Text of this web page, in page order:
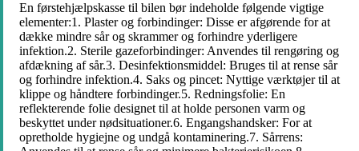
En førstehjælpskasse til bilen bør indeholde følgende vigtige
elementer:1. Plaster og forbindinger: Disse er afgørende for at
dække mindre sår og skrammer og forhindre yderligere
infektion.2. Sterile gazeforbindinger: Anvendes til rengøring og
afdækning af sår.3. Desinfektionsmiddel: Bruges til at rense sår
og forhindre infektion.4. Saks og pincet: Nyttige værktøjer til at
klippe og håndtere forbindinger.5. Redningsfolie: En
reflekterende folie designet til at holde personen varm og
beskyttet under nødsituationer.6. Engangshandsker: For at
opretholde hygiejne og undgå kontaminering.7. Sårrens: